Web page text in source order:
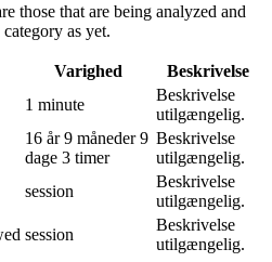
those that are being analyzed and
as yet.
Varighed
Beskrivelse
1 minute
Beskrivelse
utilgængelig.
16 år 9 måneder 9
dage 3 timer
Beskrivelse
utilgængelig.
session
Beskrivelse
utilgængelig.
session
Beskrivelse
utilgængelig.